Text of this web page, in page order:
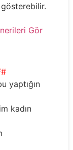
Gör
yaptığın
kadın